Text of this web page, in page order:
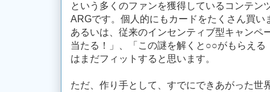
という多くのファンを獲得しているコンテン
ARGです。個人的にもカードをたくさん買い
あるいは、従来のインセンティブ型キャンペ
当たる！」、「この謎を解くと○○がもらえ
はまだフィットすると思います。
ただ、作り手として、すでにできあがった世